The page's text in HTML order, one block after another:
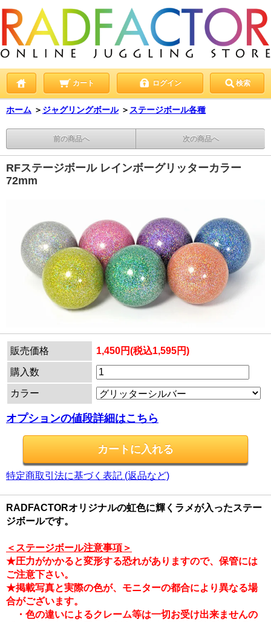
カート ログイン 検索
ホーム ＞ ジャグリングボール ＞ ステージボール各種
前の商品へ 次の商品へ
RFステージボール レインボーグリッターカラー
72mm
販売価格 1,450円(税込1,595円)
購入数
カラー
オプションの値段詳細はこちら
特定商取引法に基づく表記 (返品など)
RADFACTORオリジナルの虹色に輝くラメが入ったステー
ジボールです。
＜ステージボール注意事項＞
★圧力がかかると変形する恐れがありますので、保管には
ご注意下さい。
★掲載写真と実際の色が、モニターの都合により異なる場
合がございます。
・色の違いによるクレーム等は一切お受け出来ませんの